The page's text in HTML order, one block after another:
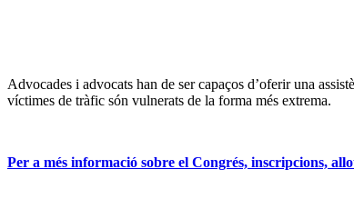
Advocades i advocats han de ser capaços d’oferir una
víctimes de tràfic són vulnerats de la forma més extrema.
Per a més informació sobre el Congrés, inscripcions,